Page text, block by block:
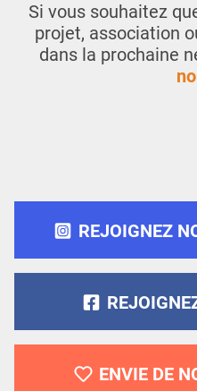
Si vous souhaitez
projet, association
dans la prochaine
REJOIGNEZ
ENVIE DE